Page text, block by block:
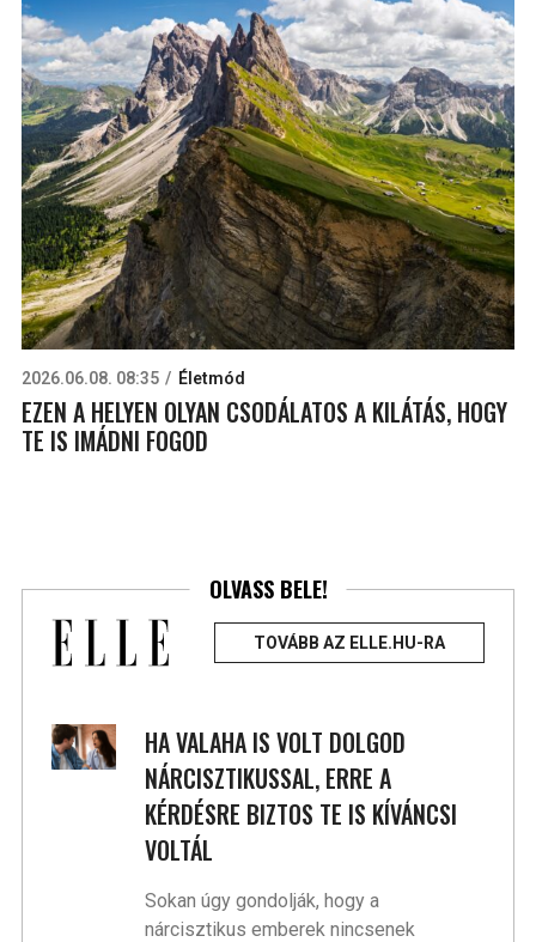
2026.06.08. 08:35 Életmód
EZEN A HELYEN OLYAN CSODÁLATOS A KILÁTÁS, HOGY
TE IS IMÁDNI FOGOD
OLVASS BELE!
TOVÁBB AZ ELLE.HU-RA
HA VALAHA IS VOLT DOLGOD
NÁRCISZTIKUSSAL, ERRE A
KÉRDÉSRE BIZTOS TE IS KÍVÁNCSI
VOLTÁL
Sokan úgy gondolják, hogy a
nárcisztikus emberek nincsenek